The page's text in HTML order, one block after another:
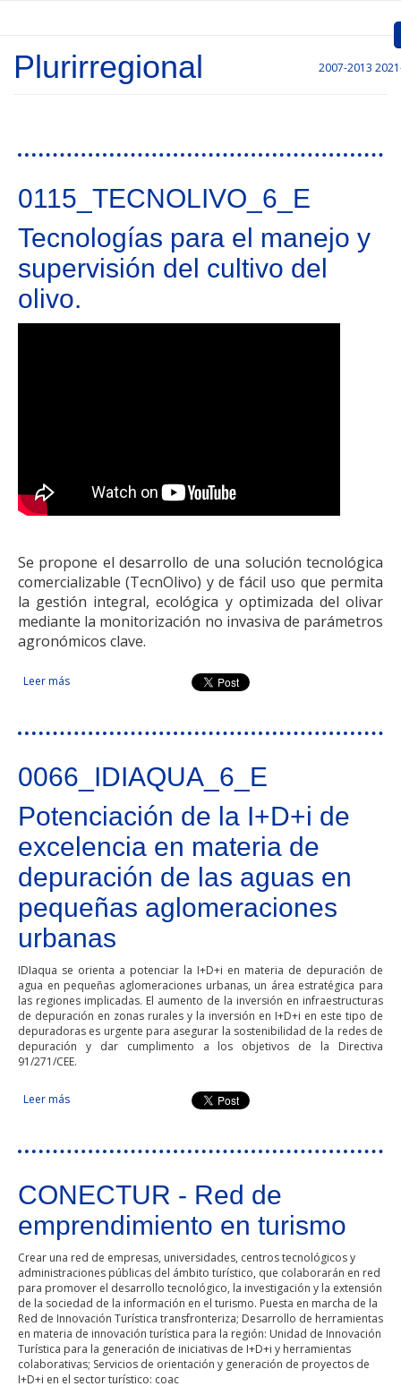
Convocatorias
Proyectos Aprobados
Comunicación
Documentos
Gestión de Proyectos
2007-2013
Plurirregional
0115_TECNOLIVO_6_E
Tecnologías para el manejo y
supervisión del cultivo del
olivo.
Se propone el desarrollo de una solución tecnológica
comercializable (TecnOlivo) y de fácil uso que permita
la gestión integral, ecológica y optimizada del olivar
mediante la monitorización no invasiva de parámetros
agronómicos clave.
Leer más sobre Tecnologías para el manejo y supervisión del cultivo
0066_IDIAQUA_6_E
Potenciación de la I+D+i de
excelencia en materia de
depuración de las aguas en
pequeñas aglomeraciones
urbanas
IDIaqua se orienta a potenciar la I+D+i en materia de depuración de
agua en pequeñas aglomeraciones urbanas, un área estratégica para
las regiones implicadas. El aumento de la inversión en infraestructuras
de depuración en zonas rurales y la inversión en I+D+i en este tipo de
depuradoras es urgente para asegurar la sostenibilidad de la redes de
depuración y dar cumplimento a los objetivos de la Directiva
91/271/CEE.
Leer más sobre Potenciación de la I+D+i de excelencia en materia de
depuración de las aguas en pequeñas aglomeraciones
CONECTUR - Red de
emprendimiento en turismo
Crear una red de empresas, universidades, centros tecnológicos y
administraciones públicas del ámbito turístico, que colaborarán en red
para promover el desarrollo tecnológico, la investigación y la extensión
de la sociedad de la información en el turismo. Puesta en marcha de la
Red de Innovación Turística transfronteriza; Desarrollo de herramientas
en materia de innovación turística para la región: Unidad de Innovación
Turística para la generación de iniciativas de I+D+i y herramientas
colaborativas; Servicios de orientación y generación de proyectos de
I+D+i en el sector turístico: coac